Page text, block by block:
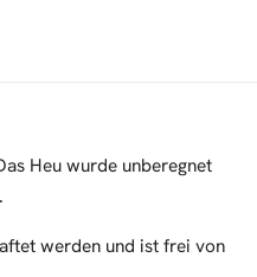
Heu wurde unberegnet
werden und ist frei von